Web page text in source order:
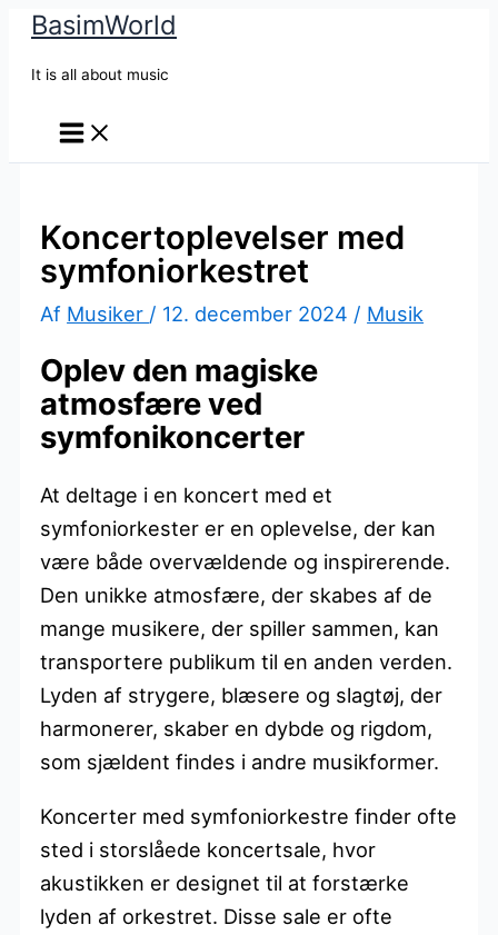
BasimWorld
It is all about music
Koncertoplevelser med
symfoniorkestret
Af Musiker / 12. december 2024 / Musik
Oplev den magiske
atmosfære ved
symfonikoncerter
At deltage i en koncert med et
symfoniorkester er en oplevelse, der kan
være både overvældende og inspirerende.
Den unikke atmosfære, der skabes af de
mange musikere, der spiller sammen, kan
transportere publikum til en anden verden.
Lyden af strygere, blæsere og slagtøj, der
harmonerer, skaber en dybde og rigdom,
som sjældent findes i andre musikformer.
Koncerter med symfoniorkestre finder ofte
sted i storslåede koncertsale, hvor
akustikken er designet til at forstærke
lyden af orkestret. Disse sale er ofte